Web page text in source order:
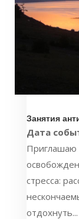
Занятия
Дата
Приглашаю
стресса:
отдохнуть...